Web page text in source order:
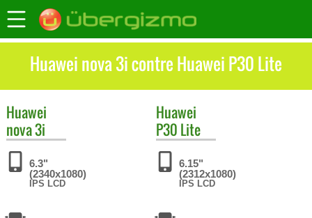
Huawei nova 3i contre Huawei P30 Lite
Huawei
nova 3i
6.3"
(2340x1080)
IPS LCD
Huawei
P30 Lite
6.15"
(2312x1080)
IPS LCD